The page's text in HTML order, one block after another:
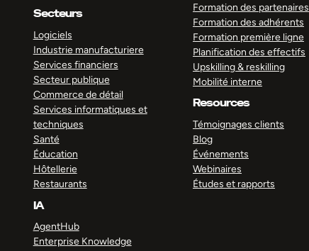
Secteurs
Logiciels
Industrie manufacturiere
Services financiers
Secteur publique
Commerce de détail
Services informatiques et
techniques
Santé
Éducation
Hôtellerie
Restaurants
IA
AgentHub
Enterprise Knowledge
Formation des partenaires
Formation des adhérents
Formation première ligne
Planification des effectifs
Upskilling & reskilling
Mobilité interne
Resources
Témoignages clients
Blog
Événements
Webinaires
Études et rapports